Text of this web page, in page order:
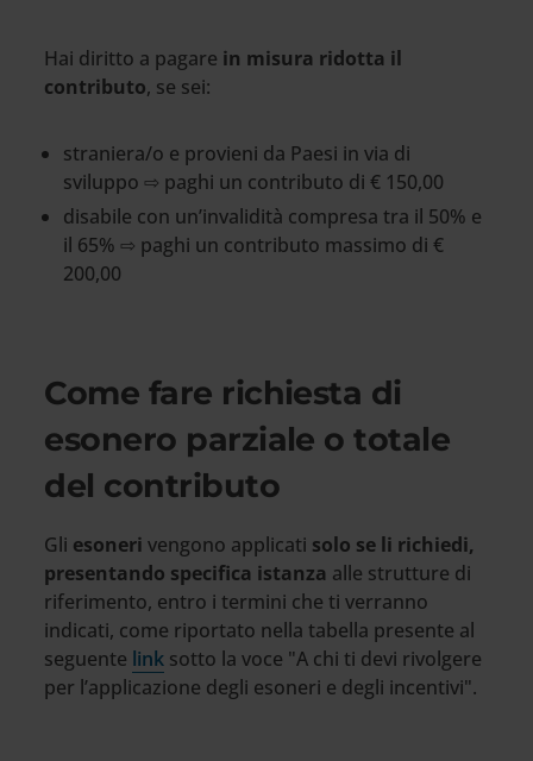
Hai diritto a pagare in misura ridotta il
contributo, se sei:
straniera/o e provieni da Paesi in via di
sviluppo ⇨ paghi un contributo di € 150,00
disabile con un’invalidità compresa tra il 50% e
il 65% ⇨ paghi un contributo massimo di €
200,00
Come fare richiesta di
esonero parziale o totale
del contributo
Gli esoneri vengono applicati solo se li richiedi,
presentando specifica istanza alle strutture di
riferimento, entro i termini che ti verranno
indicati, come riportato nella tabella presente al
seguente link sotto la voce "A chi ti devi rivolgere
per l’applicazione degli esoneri e degli incentivi".